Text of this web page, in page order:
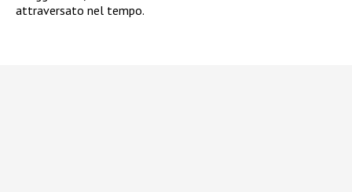
attraversato nel tempo.